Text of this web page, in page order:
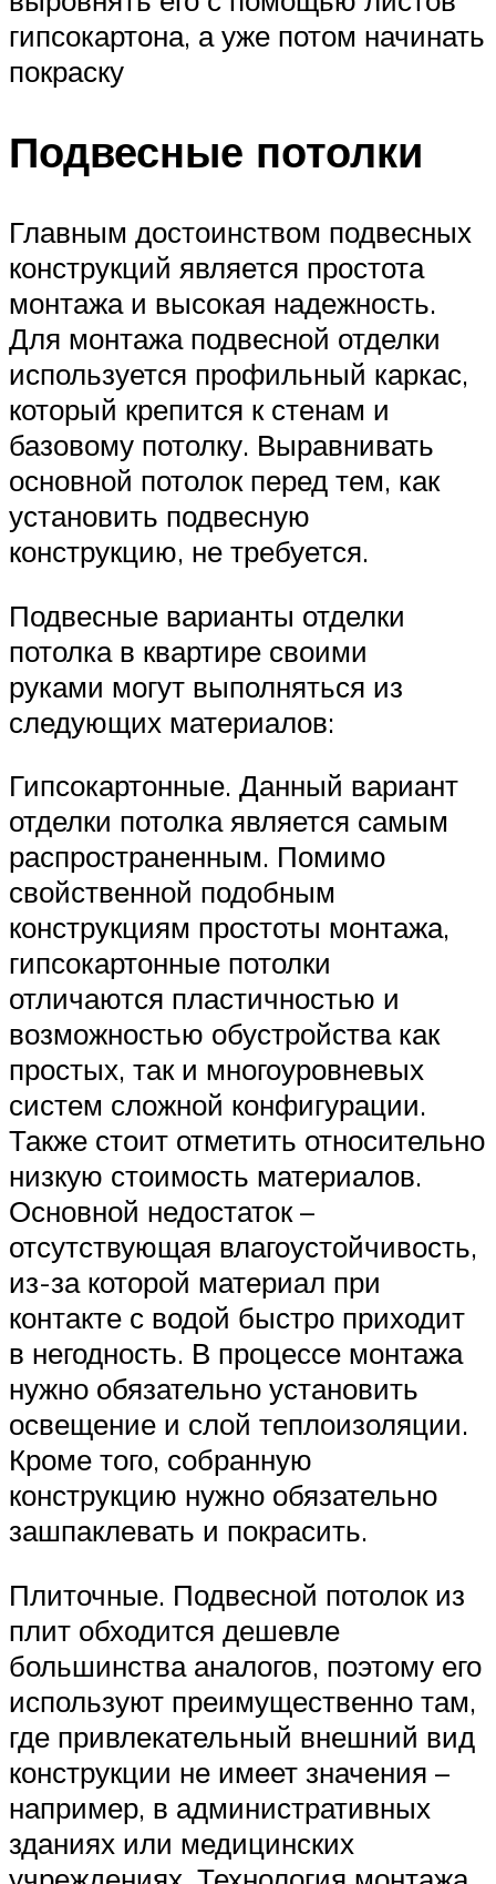
гипсокартона, а уже потом начинать
покраску
Подвесные потолки
Главным достоинством подвесных
конструкций является простота
монтажа и высокая надежность.
Для монтажа подвесной отделки
используется профильный каркас,
который крепится к стенам и
базовому потолку. Выравнивать
основной потолок перед тем, как
установить подвесную
конструкцию, не требуется.
Подвесные варианты отделки
потолка в квартире своими
руками могут выполняться из
следующих материалов:
Гипсокартонные. Данный вариант
отделки потолка является самым
распространенным. Помимо
свойственной подобным
конструкциям простоты монтажа,
гипсокартонные потолки
отличаются пластичностью и
возможностью обустройства как
простых, так и многоуровневых
систем сложной конфигурации.
Также стоит отметить относительно
низкую стоимость материалов.
Основной недостаток –
отсутствующая влагоустойчивость,
из-за которой материал при
контакте с водой быстро приходит
в негодность. В процессе монтажа
нужно обязательно установить
освещение и слой теплоизоляции.
Кроме того, собранную
конструкцию нужно обязательно
зашпаклевать и покрасить.
Плиточные. Подвесной потолок из
плит обходится дешевле
большинства аналогов, поэтому его
используют преимущественно там,
где привлекательный внешний вид
конструкции не имеет значения –
например, в административных
зданиях или медицинских